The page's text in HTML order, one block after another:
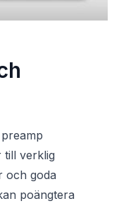
till verklig
och goda
poängtera